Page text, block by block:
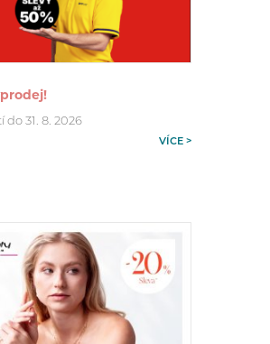
do 31. 8. 2026
VÍCE >